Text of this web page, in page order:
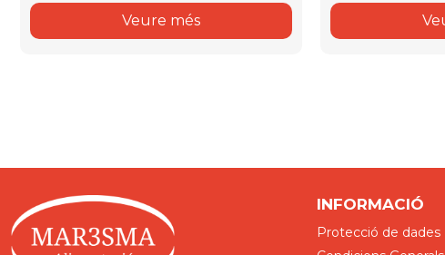
Veure més
INFORMACIÓ
Protecció de dades